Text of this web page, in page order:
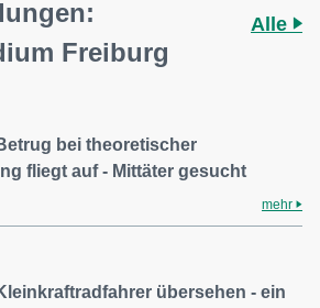
Freiburg
Alle
bei theoretischer
fliegt auf - Mittäter gesucht
mehr
übersehen - ein